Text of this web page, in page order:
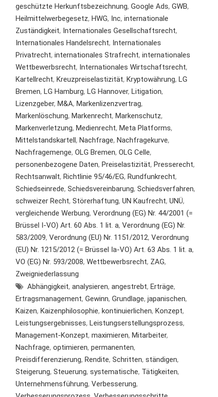
geschützte Herkunftsbezeichnung, Google Ads, GWB,
Heilmittelwerbegesetz, HWG, Inc, internationale
Zuständigkeit, Internationales Gesellschaftsrecht,
Internationales Handelsrecht, Internationales
Privatrecht, internationales Strafrecht, internationales
Wettbewerbsrecht, Internationales Wirtschaftsrecht,
Kartellrecht, Kreuzpreiselastizität, Kryptowährung, LG
Bremen, LG Hamburg, LG Hannover, Litigation,
Lizenzgeber, M&A, Markenlizenzvertrag,
Markenlöschung, Markenrecht, Markenschutz,
Markenverletzung, Medienrecht, Meta Platforms,
Mittelstandskartell, Nachfrage, Nachfragekurve,
Nachfragemenge, OLG Bremen, OLG Celle,
personenbezogene Daten, Preiselastizität, Presserecht,
Rechtsanwalt, Richtlinie 95/46/EG, Rundfunkrecht,
Schiedseinrede, Schiedsvereinbarung, Schiedsverfahren,
schweizer Recht, Störerhaftung, UN Kaufrecht, UNÜ,
vergleichende Werbung, Verordnung (EG) Nr. 44/2001 (=
Brüssel I-VO) Art. 60 Abs. 1 lit. a, Verordnung (EG) Nr.
583/2009, Verordnung (EU) Nr. 1151/2012, Verordnung
(EU) Nr. 1215/2012 (= Brüssel Ia-VO) Art. 63 Abs. 1 lit. a,
VO (EG) Nr. 593/2008, Wettbewerbsrecht, ZAG,
Zweigniederlassung
Abhängigkeit, analysieren, angestrebt, Erträge,
Ertragsmanagement, Gewinn, Grundlage, japanischen,
Kaizen, Kaizenphilosophie, kontinuierlichen, Konzept,
Leistungsergebnisses, Leistungserstellungsprozess,
Management-Konzept, maximieren, Mitarbeiter,
Nachfrage, optimieren, permanenten,
Preisdifferenzierung, Rendite, Schritten, ständigen,
Steigerung, Steuerung, systematische, Tätigkeiten,
Unternehmensführung, Verbesserung,